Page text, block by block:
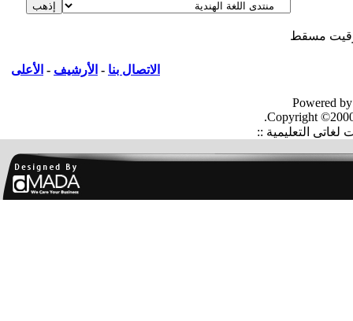
مسقط
الاتصال بنا-الأرشيف-الأعلى
Powered
Copyright
التعليمية ::